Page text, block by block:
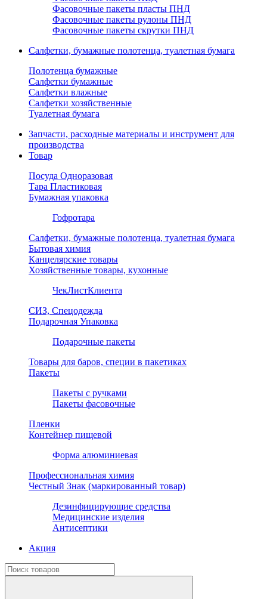
Фасовочные пакеты пласты ПНД
Фасовочные пакеты рулоны ПНД
Фасовочные пакеты скрутки ПНД
Салфетки, бумажные полотенца, туалетная бумага
Полотенца бумажные
Салфетки бумажные
Салфетки влажные
Салфетки хозяйственные
Туалетная бумага
Запчасти, расходные материалы и инструмент для
производства
Товар
Посуда Одноразовая
Тара Пластиковая
Бумажная упаковка
Гофротара
Салфетки, бумажные полотенца, туалетная бумага
Бытовая химия
Канцелярские товары
Хозяйственные товары, кухонные
ЧекЛистКлиента
СИЗ, Спецодежда
Подарочная Упаковка
Подарочные пакеты
Товары для баров, специи в пакетиках
Пакеты
Пакеты с ручками
Пакеты фасовочные
Пленки
Контейнер пищевой
Форма алюминиевая
Профессиональная химия
Честный Знак (маркированный товар)
Дезинфицирующие средства
Медицинские изделия
Антисептики
Акция